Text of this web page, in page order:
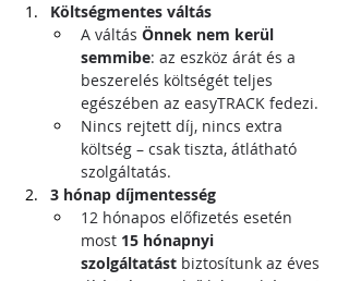
Költségmentes váltás
A váltás Önnek nem kerül
semmibe: az eszköz árát és a
beszerelés költségét teljes
egészében az easyTRACK fedezi.
Nincs rejtett díj, nincs extra
költség – csak tiszta, átlátható
szolgáltatás.
3 hónap díjmentesség
12 hónapos előfizetés esetén
most 15 hónapnyi
szolgáltatást biztosítunk az éves